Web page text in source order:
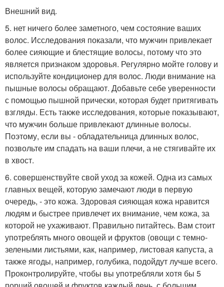
Внешний вид.
5. нет ничего более заметного, чем состояние ваших
волос. Исследования показали, что мужчин привлекает
более сияющие и блестящие волосы, потому что это
является признаком здоровья. Регулярно мойте голову и
используйте кондиционер для волос. Люди внимание на
пышные волосы обращают. Добавьте себе уверенности
с помощью пышной прически, которая будет притягивать
взгляды. Есть также исследования, которые показывают,
что мужчин больше привлекают длинные волосы.
Поэтому, если вы - обладательница длинных волос,
позвольте им спадать на ваши плечи, а не стягивайте их
в хвост.
6. совершенствуйте свой уход за кожей. Одна из самых
главных вещей, которую замечают люди в первую
очередь, - это кожа. Здоровая сияющая кожа нравится
людям и быстрее привлечет их внимание, чем кожа, за
которой не ухаживают. Правильно питайтесь. Вам стоит
употреблять много овощей и фруктов (овощи с темно-
зелеными листьями, как, например, листовая капуста, а
также ягоды, например, голубика, подойдут лучше всего.
Проконтролируйте, чтобы вы употребляли хотя бы 5